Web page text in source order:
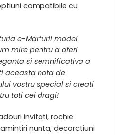
compatibile cu
e-Marturii model
mire pentru a oferi
si semnificativa a
aceasta nota de
vostru special si creati
toti cei dragi!
invitati, rochie
nunta, decoratiuni